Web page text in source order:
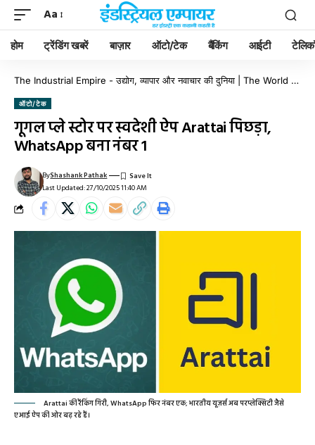
Aa
होम ट्रेंडिंग खबरें बाज़ार ऑटो/टेक बैंकिंग आईटी
The Industrial Empire - उद्योग, व्यापार और नवाचार की दुनिया | The World of Industry, Business & Innovation
ऑटो/टेक
गूगल प्ले स्टोर पर स्वदेशी ऐप Arattai पिछड़ा,
WhatsApp बना नंबर 1
Last Updated: 27/10/2025 11:40 AM
ByShashank Pathak
Arattai की रैंकिंग गिरी, WhatsApp फिर नंबर एक; भारतीय यूज़र्स अब परप्लेक्सिटी जैसे
एआई ऐप की ओर बढ़ रहे हैं।